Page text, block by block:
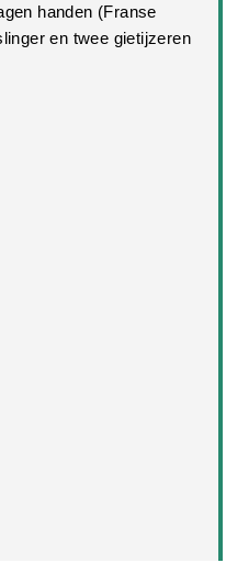
handen (Franse
en twee gietijzeren